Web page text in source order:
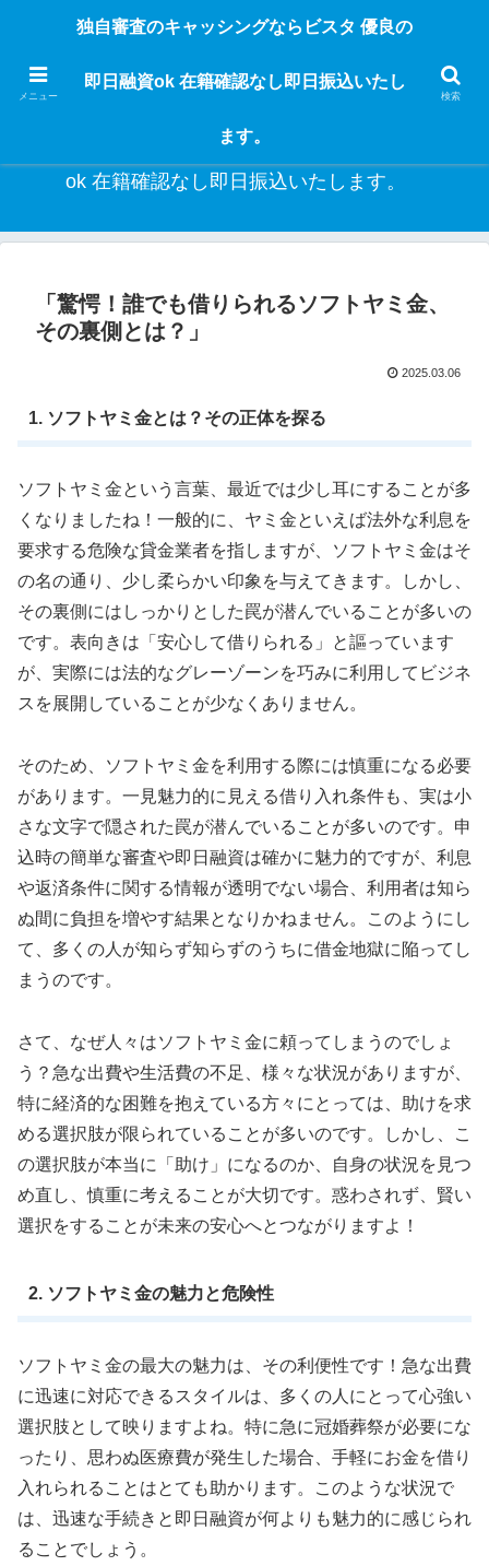
独自審査のフリーローンならビスタなら24時間365日 在籍確認なしで借りれる
な入用があっても安心！融資率97％！仕事をしている人ならブラックでも給料
日返済の１ヶ月融資で借りられるから安心！
独自審査のキャッシングならビスタ 優良の即日融資
ok 在籍確認なし即日振込いたします。
「驚愕！誰でも借りられるソフトヤミ金、
その裏側とは？」
2025.03.06
1. ソフトヤミ金とは？その正体を探る
ソフトヤミ金という言葉、最近では少し耳にすることが多
くなりましたね！一般的に、ヤミ金といえば法外な利息を
要求する危険な貸金業者を指しますが、ソフトヤミ金はそ
の名の通り、少し柔らかい印象を与えてきます。しかし、
その裏側にはしっかりとした罠が潜んでいることが多いの
です。表向きは「安心して借りられる」と謳っています
が、実際には法的なグレーゾーンを巧みに利用してビジネ
スを展開していることが少なくありません。
そのため、ソフトヤミ金を利用する際には慎重になる必要
があります。一見魅力的に見える借り入れ条件も、実は小
さな文字で隠された罠が潜んでいることが多いのです。申
込時の簡単な審査や即日融資は確かに魅力的ですが、利息
や返済条件に関する情報が透明でない場合、利用者は知ら
ぬ間に負担を増やす結果となりかねません。このようにし
て、多くの人が知らず知らずのうちに借金地獄に陥ってし
まうのです。
さて、なぜ人々はソフトヤミ金に頼ってしまうのでしょ
う？急な出費や生活費の不足、様々な状況がありますが、
特に経済的な困難を抱えている方々にとっては、助けを求
める選択肢が限られていることが多いのです。しかし、こ
の選択肢が本当に「助け」になるのか、自身の状況を見つ
め直し、慎重に考えることが大切です。惑わされず、賢い
選択をすることが未来の安心へとつながりますよ！
2. ソフトヤミ金の魅力と危険性
ソフトヤミ金の最大の魅力は、その利便性です！急な出費
に迅速に対応できるスタイルは、多くの人にとって心強い
選択肢として映りますよね。特に急に冠婚葬祭が必要にな
ったり、思わぬ医療費が発生した場合、手軽にお金を借り
入れられることはとても助かります。このような状況で
は、迅速な手続きと即日融資が何よりも魅力的に感じられ
ることでしょう。
メニュー
独自審査のキャッシングならビスタ 優良の
即日融資ok 在籍確認なし即日振込いたし
ます。
検索